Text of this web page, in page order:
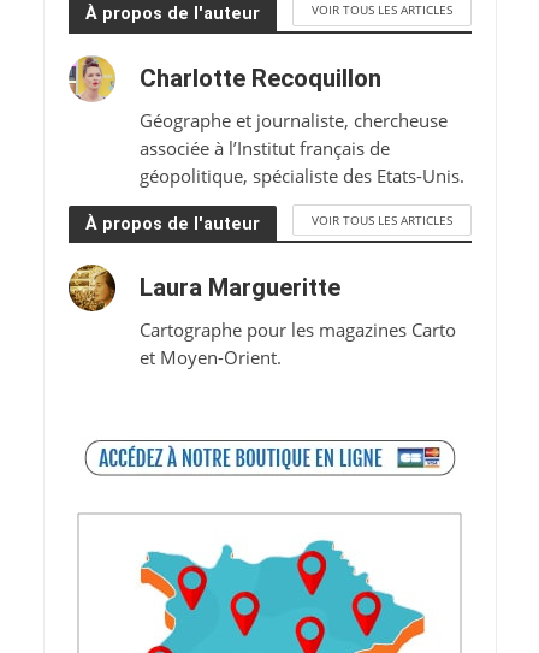
À propos de l'auteur VOIR TOUS LES ARTICLES
Charlotte Recoquillon
Géographe et journaliste, chercheuse
associée à l’Institut français de
géopolitique, spécialiste des Etats-Unis.
À propos de l'auteur VOIR TOUS LES ARTICLES
Laura Margueritte
Cartographe pour les magazines Carto
et Moyen-Orient.